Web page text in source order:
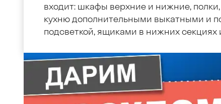
входит: шкафы верхние и нижние, полки,
кухню дополнительными выкатными и
подсветкой, ящиками в нижних секциях